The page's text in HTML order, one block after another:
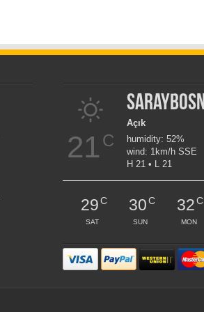
21 C
Açık
humidity: 52%
wind: 1km/h SSE
H 21 • L 21
29C
SAT
30C
SUN
32C
MON